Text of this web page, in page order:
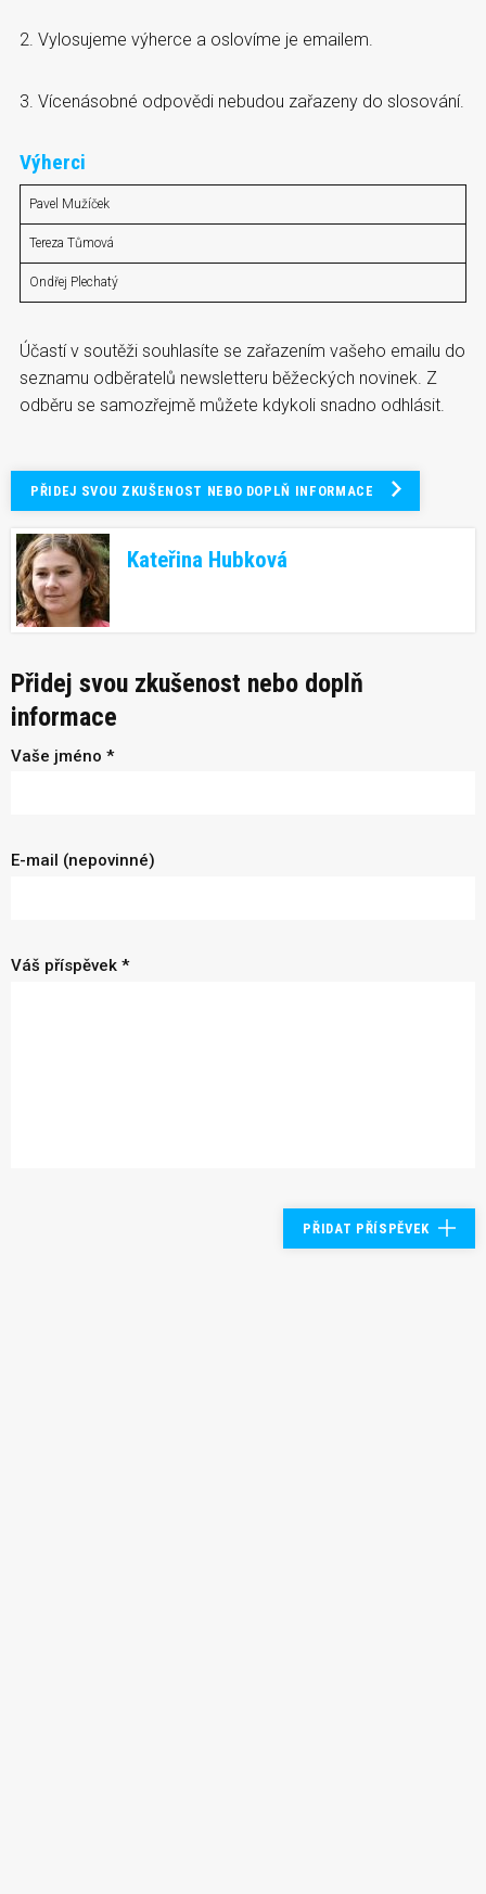
2. Vylosujeme výherce a oslovíme je emailem.
3. Vícenásobné odpovědi nebudou zařazeny do slosování.
Výherci
Pavel Mužíček
Tereza Tůmová
Ondřej Plechatý
Účastí v soutěži souhlasíte se zařazením vašeho emailu do
seznamu odběratelů newsletteru běžeckých novinek. Z
odběru se samozřejmě můžete kdykoli snadno odhlásit.
PŘIDEJ SVOU ZKUŠENOST NEBO DOPLŇ INFORMACE
Kateřina Hubková
Přidej svou zkušenost nebo doplň
informace
Vaše jméno *
E-mail (nepovinné)
Váš příspěvek *
PŘIDAT PŘÍSPĚVEK